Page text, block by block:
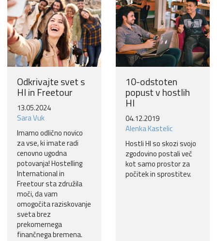
Odkrivajte svet s
HI in Freetour
13.05.2024
Sara Vuk
Imamo odlično novico
za vse, ki imate radi
cenovno ugodna
potovanja! Hostelling
International in
Freetour sta združila
moči, da vam
omogočita raziskovanje
sveta brez
prekomernega
finančnega bremena.
10-odstoten
popust v hostlih
HI
04.12.2019
Alenka Kastelic
Hostli HI so skozi svojo
zgodovino postali več
kot samo prostor za
počitek in sprostitev.